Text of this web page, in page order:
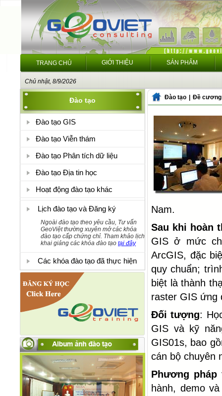
TRANG CHỦ GIỚI THIỆU SẢN PHẨM
Chủ nhật, 8/9/2026
Đào tạo
Đào tạo GIS
Đào tạo Viễn thám
Đào tạo Phân tích dữ liệu
Đào tạo Địa tin học
Hoạt động đào tạo khác
Lịch đào tạo và Đăng ký
Ngoài đào tạo theo yêu cầu, Tư vấn
GeoViệt thường xuyên mở các khóa
đào tạo cấp chứng chỉ. Tham khảo lịch
khai giảng các khóa đào tạo tại đây
Các khóa đào tạo đã thực hiện
Đào tạo Đề cương
Nam.
Sau khi hoàn
GIS ở mức
ArcGIS, đặc
quy chuẩn;
biệt là thành
raster GIS ứng
Đối tượng:
GIS và kỹ
GIS01s, bao
cán bộ chuyên
Phương
hành, demo